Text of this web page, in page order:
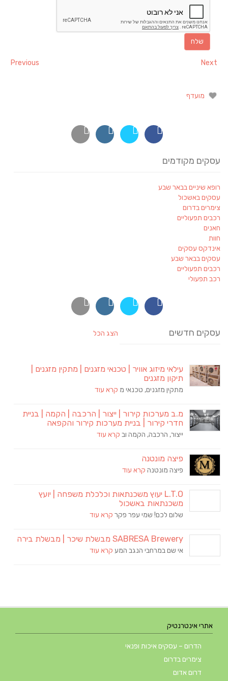
Previous Next
מועדף
עסקים מקודמים
רופא שיניים בבאר שבע
עסקים באשכול
צימרים בדרום
רכבים תפעוליים
חאנים
חוות
אינדקס עסקים
עסקים בבאר שבע
רכבים תפעוליים
רכב תפעולי
עסקים חדשים הצג הכל
עילאי מיזוג אוויר | טכנאי מזגנים | מתקין מזגנים |
תיקון מזגנים
מתקין מזגנים, טכנאי מ קרא עוד
מ.ב מערכות קירור | ייצור | הרכבה | הקמה | בניית
חדרי קירור | בניית מערכות קירור והקפאה
ייצור, הרכבה, הקמה וב קרא עוד
פיצה מונטנה
פיצה מונטנה קרא עוד
L.T.O יעוץ משכנתאות וכלכלת משפחה | יועץ
משכנתאות באשכול
שלום לכם! שמי עפר פקר קרא עוד
SABRESA Brewery מבשלת שיכר | מבשלת בירה
אי שם במרחבי הנגב המע קרא עוד
אתרי אינטרנטיק
הדרום – עסקים איכות ופנאי
צימרים בדרום
דרום אדום